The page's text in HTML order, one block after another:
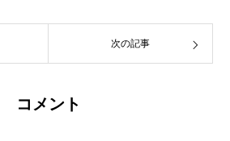
次の記事
コメント